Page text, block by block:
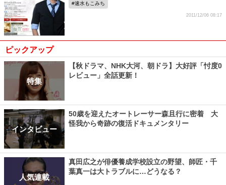
速水もこみち
2011/12/06 08:17
ピックアップ
特集
【秋ドラマ、NHK大河、朝ドラ】大好評「忖度0
レビュー」全話更新！
インタビュー
50歳を迎えたオートレーサー森且行に密着 大
怪我から奇跡の復活ドキュメンタリー
人気連載
真田広之が俳優養成学校設立の野望、師匠・千
葉真一は大トラブルに…どうなる？